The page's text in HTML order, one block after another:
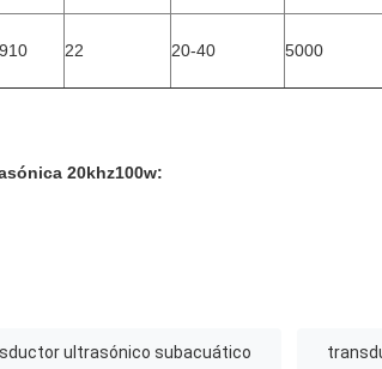
910 22 20-40 5000
20khz100w:
ultrasónico subacuático